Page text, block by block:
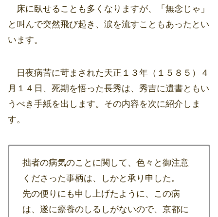
床に臥せることも多くなりますが、「無念じゃ」
と叫んで突然飛び起き、涙を流すこともあったとい
います。
日夜病苦に苛まされた天正１３年（１５８５）４
月１４日、死期を悟った長秀は、秀吉に遺書ともい
うべき手紙を出します。その内容を次に紹介しま
す。
拙者の病気のことに関して、色々と御注意
くださった事柄は、しかと承り申した。
先の便りにも申し上げたように、この病
は、遂に療養のしるしがないので、京都に